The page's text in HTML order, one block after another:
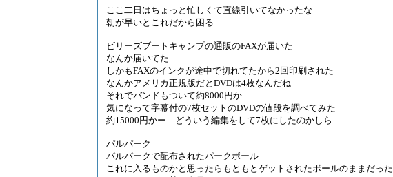
ここ二日はちょっと忙しくて直線引いてなかったな
朝が早いとこれだから困る
ビリーズブートキャンプの通販のFAXが届いた
なんか届いてた
しかもFAXのインクが途中で切れてたから2回印刷された
なんかアメリカ正規版だとDVDは4枚なんだね
それでバンドもついて約8000円か
気になって字幕付の7枚セットのDVDの値段を調べてみた
約15000円かー どういう編集をして7枚にしたのかしら
パルパーク
パルパークで配布されたパークボール
これに入るものかと思ったらもともとゲットされたボールのままだった